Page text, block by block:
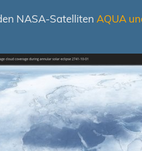
NASA-Satelliten AQUA